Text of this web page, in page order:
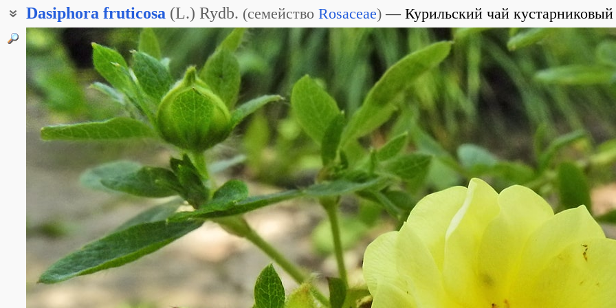
Dasiphora fruticosa (L.) Rydb. (семейство Rosaceae) Курильский чай кустарниковый
Дазифора кустарниковая
Лапчатка кустарная
Лапчатка кустарниковая
Лапчатник кустарниковый
Пятилистник кустарниковый
Пятилисточник кустарниковый
Калмыцкий чай
Курильский чай